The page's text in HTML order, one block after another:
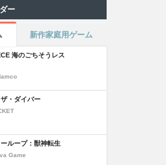
ー
新作家庭用ゲーム
海のごちそうレス
・ダイバー
ループ：獣神転生
Game